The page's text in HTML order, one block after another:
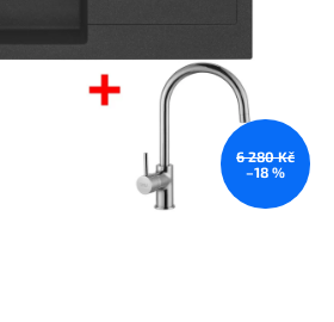
6 280 Kč
–18 %